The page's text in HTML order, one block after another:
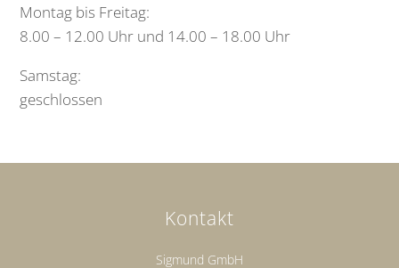
Montag bis Freitag:
8.00 – 12.00 Uhr und 14.00 – 18.00 Uhr
Samstag:
geschlossen
Kontakt
Sigmund GmbH